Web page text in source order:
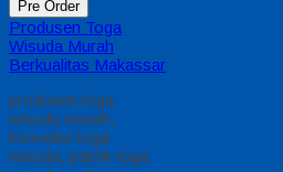
Pre Order
Produsen Toga
Wisuda Murah
Berkualitas Makassar
produsen toga
wisuda murah,
konveksi toga
wisuda, pabrik toga